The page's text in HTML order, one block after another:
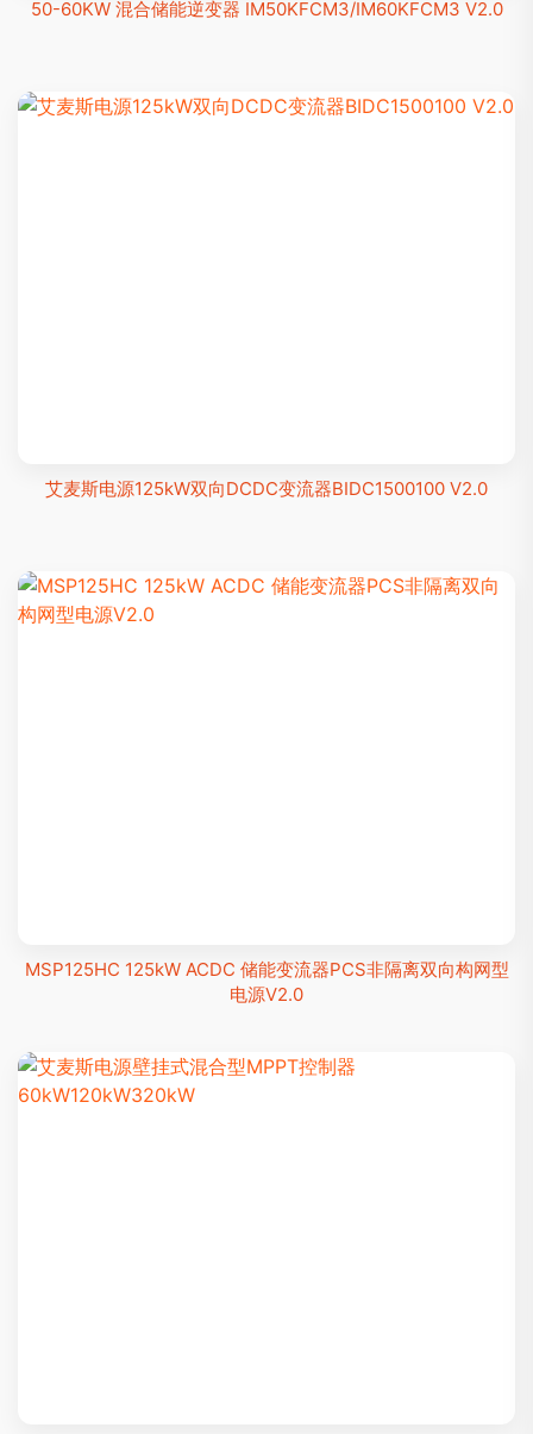
50-60KW 混合储能逆变器 IM50KFCM3/IM60KFCM3 V2.0
艾麦斯电源125kW双向DCDC变流器BIDC1500100 V2.0
MSP125HC 125kW ACDC 储能变流器PCS非隔离双向构网型
电源V2.0